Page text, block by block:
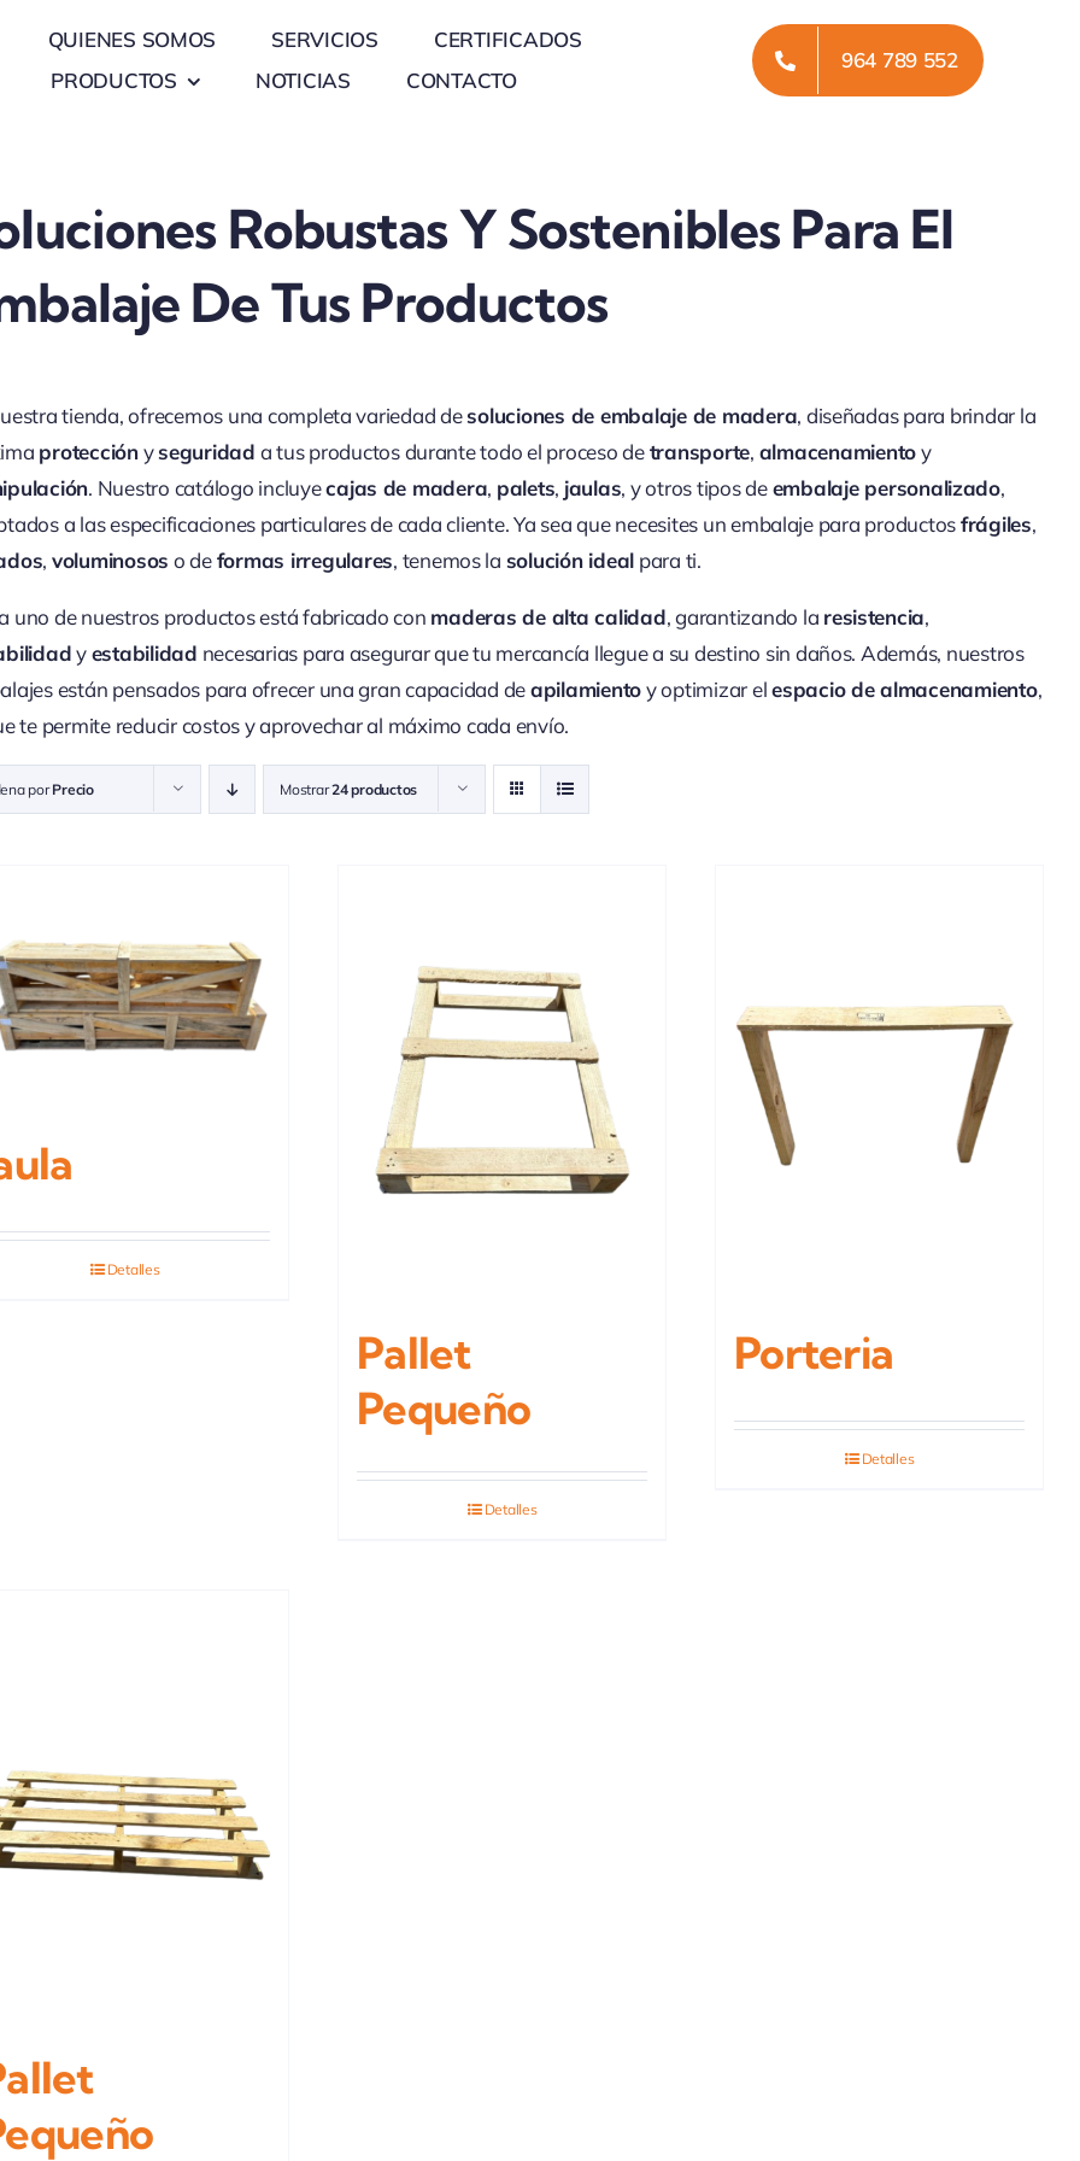
QUIENES SOMOS SERVICIOS
CERTIFICADOS
PRODUCTOS
NOTICIAS CONTACTO
964 789 552
Robustas Y Sostenibles Para El
De Tus Productos
tienda, ofrecemos una completa variedad desoluciones de embalaje de madera, diseñadas para brindar la
protecciónyseguridad a tus productos durante todo el proceso detransporte, almacenamientoy
. Nuestro catálogo incluyecajas de madera, palets, jaulas, y otros tipos deembalaje personalizado,
a las especificaciones particulares de cada cliente. Ya sea que necesites un embalaje para productosfrágiles,
, voluminosos o deformas irregulares, tenemos la solución ideal para ti.
uno de nuestros productos está fabricado con maderas de alta calidad, garantizando la resistencia,
yestabilidad necesarias para asegurar que tu mercancía llegue a su destino sin daños. Además, nuestros
están pensados para ofrecer una gran capacidad deapilamientoy optimizar elespacio de almacenamiento,
te permite reducir costos y aprovechar al máximo cada envío.
porPrecio Mostrar24 productos
Detalles
Pallet
Pequeño
Detalles
Porteria
Detalles